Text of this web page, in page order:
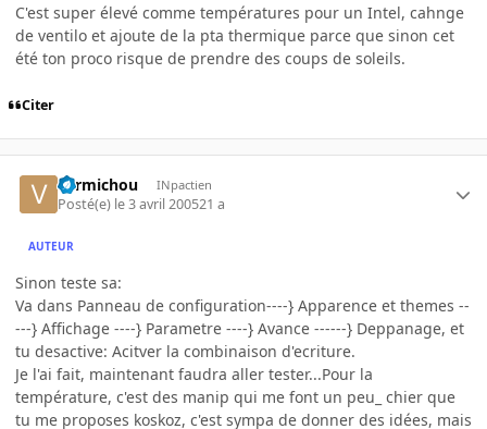
C'est super élevé comme températures pour un Intel, cahnge
de ventilo et ajoute de la pta thermique parce que sinon cet
été ton proco risque de prendre des coups de soleils.
Citer
vermichou INpactien
Posté(e) le 3 avril 200521 a
AUTEUR
Sinon teste sa:
Va dans Panneau de configuration----} Apparence et themes --
---} Affichage ----} Parametre ----} Avance ------} Deppanage, et
tu desactive: Acitver la combinaison d'ecriture.
Je l'ai fait, maintenant faudra aller tester...Pour la
température, c'est des manip qui me font un peu_ chier que
tu me proposes koskoz, c'est sympa de donner des idées, mais